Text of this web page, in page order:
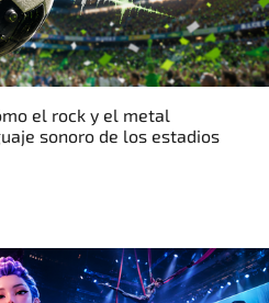
el rock y el metal
sonoro de los estadios